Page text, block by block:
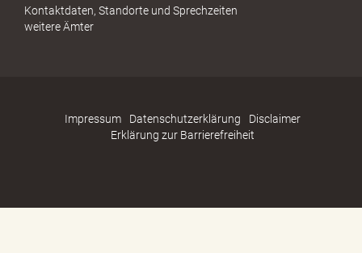
Kontaktdaten, Standorte und Sprechzeiten
weitere Ämter
Impressum Datenschutzerklärung
Disclaimer
Erklärung zur Barrierefreiheit